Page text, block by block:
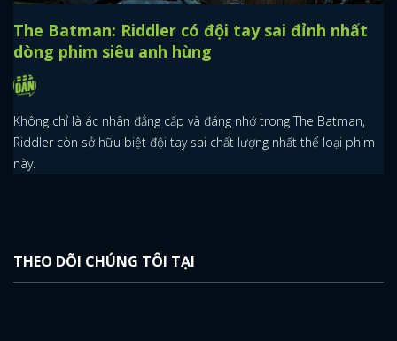
The Batman: Riddler có đội tay sai đỉnh nhất
dòng phim siêu anh hùng
Không chỉ là ác nhân đẳng cấp và đáng nhớ trong The Batman,
Riddler còn sở hữu biệt đội tay sai chất lượng nhất thể loại phim
này.
THEO DÕI CHÚNG TÔI TẠI